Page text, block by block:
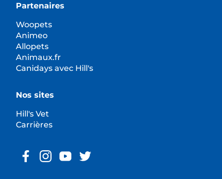
Partenaires
Woopets
Animeo
Allopets
Animaux.fr
Canidays avec Hill's
Nos sites
Hill's Vet
Carrières